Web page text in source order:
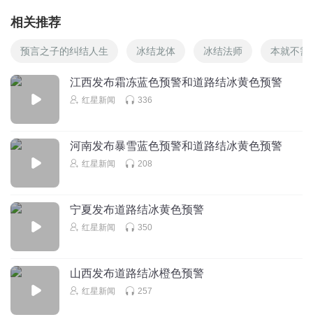
相关推荐
预言之子的纠结人生 冰结龙体 冰结法师 本就不需
江西发布霜冻蓝色预警和道路结冰黄色预警
红星新闻 336
河南发布暴雪蓝色预警和道路结冰黄色预警
红星新闻 208
宁夏发布道路结冰黄色预警
红星新闻 350
山西发布道路结冰橙色预警
红星新闻 257